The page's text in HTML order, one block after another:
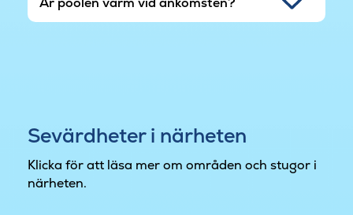
Sevärdheter i närheten
Klicka för att läsa mer om områden och stugor i
närheten.